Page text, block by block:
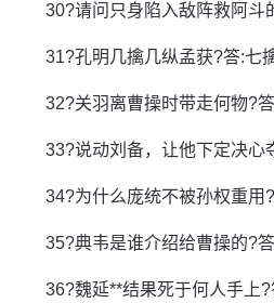
30?请问只身陷入敌阵救阿斗
31?孔明几擒几纵孟获?答:七
32?关羽离曹操时带走何物?
33?说动刘备，让他下定决心
34?为什么庞统不被孙权重用
35?典韦是谁介绍给曹操的?
36?魏延**结果死于何人手上?